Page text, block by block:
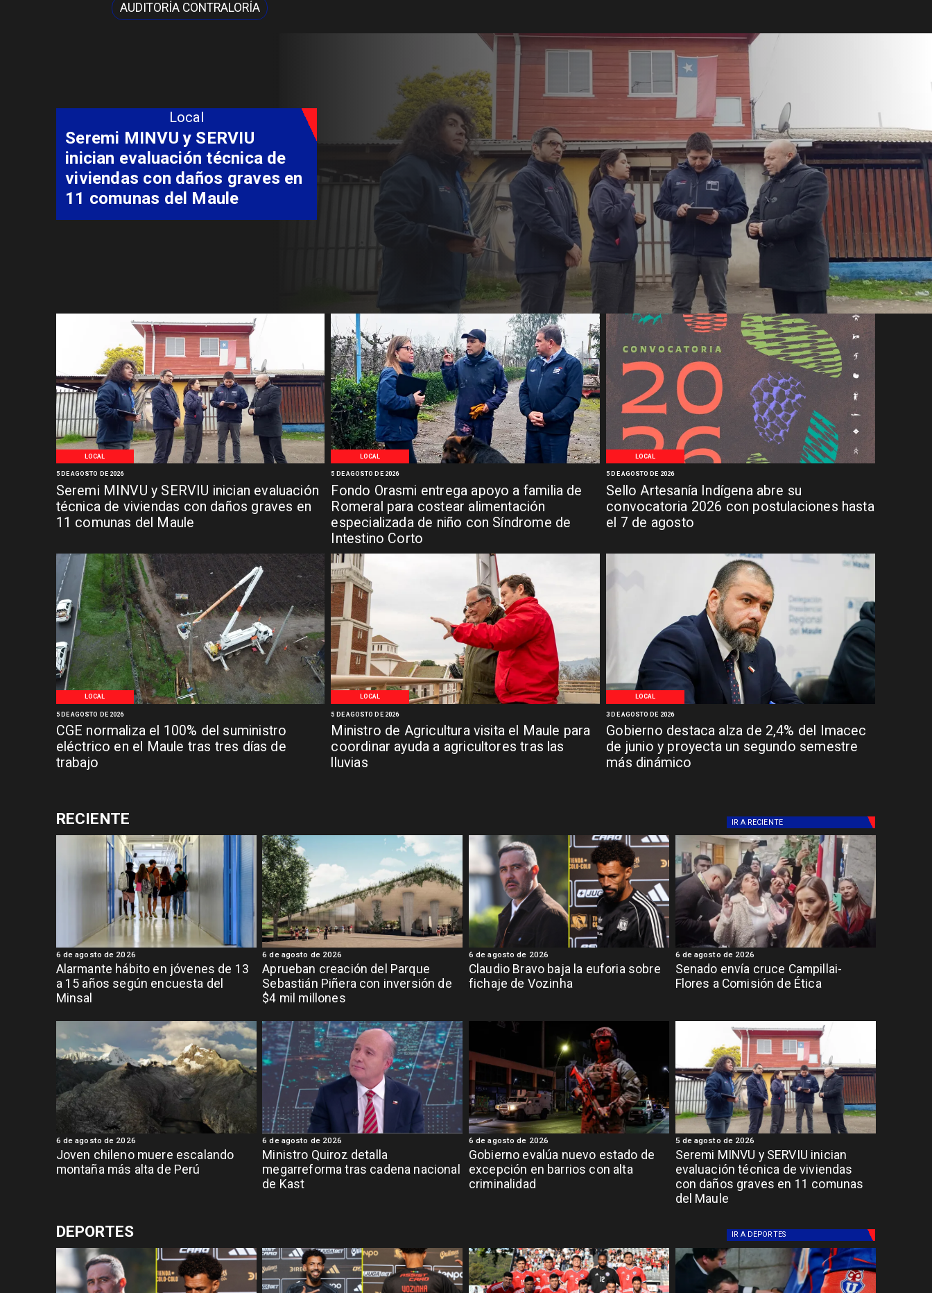
AUDITORÍA CONTRALORÍA
LOCAL
Seremi MINVU y SERVIU inician evaluación
técnica de viviendas con daños graves en
11 comunas del Maule
5 DE AGOSTO DE 2026
LOCAL
Fondo Orasmi entrega apoyo a familia de
Romeral para costear alimentación
especializada de niño con Síndrome de
Intestino Corto
5 DE AGOSTO DE 2026
LOCAL
Sello Artesanía Indígena abre su
convocatoria 2026 con postulaciones hasta
el 7 de agosto
5 DE AGOSTO DE 2026
LOCAL
CGE normaliza el 100% del suministro
eléctrico en el Maule tras tres días de
trabajo
5 DE AGOSTO DE 2026
LOCAL
Ministro de Agricultura visita el Maule para
coordinar ayuda a agricultores tras las
lluvias
5 DE AGOSTO DE 2026
LOCAL
Gobierno destaca alza de 2,4% del Imacec
de junio y proyecta un segundo semestre
más dinámico
3 DE AGOSTO DE 2026
Local
Fondo Orasmi entrega apoyo a
familia de Romeral para
costear alimentación
especializada de niño con
Síndrome de Intestino Corto
RECIENTE IR A RECIENTE
Alarmante hábito en jóvenes de 13
a 15 años según encuesta del
Minsal
6 de agosto de 2026
Aprueban creación del Parque
Sebastián Piñera con inversión de
$4 mil millones
6 de agosto de 2026
Claudio Bravo baja la euforia sobre
fichaje de Vozinha
6 de agosto de 2026
Senado envía cruce Campillai-
Flores a Comisión de Ética
6 de agosto de 2026
Joven chileno muere escalando
montaña más alta de Perú
6 de agosto de 2026
Ministro Quiroz detalla
megarreforma tras cadena nacional
de Kast
6 de agosto de 2026
Gobierno evalúa nuevo estado de
excepción en barrios con alta
criminalidad
6 de agosto de 2026
Seremi MINVU y SERVIU inician
evaluación técnica de viviendas
con daños graves en 11 comunas
del Maule
5 de agosto de 2026
DEPORTES IR A DEPORTES